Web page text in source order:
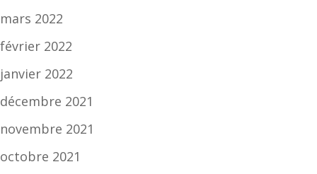
mars 2022
février 2022
janvier 2022
décembre 2021
novembre 2021
octobre 2021